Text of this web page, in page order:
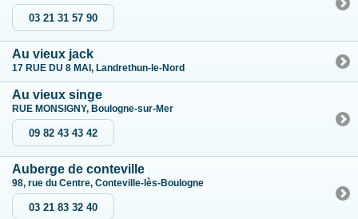
03 21 31 57 90
Au vieux jack
17 RUE DU 8 MAI, Landrethun-le-Nord
Au vieux singe
RUE MONSIGNY, Boulogne-sur-Mer
09 82 43 43 42
Auberge de conteville
98, rue du Centre, Conteville-lès-Boulogne
03 21 83 32 40